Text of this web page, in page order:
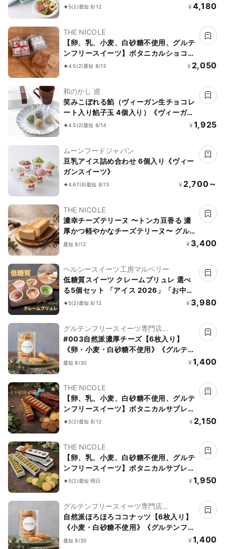
5(2)最短 8/12 ¥ 4,180
THE NICOLE
【卵、乳、小麦、白砂糖不使用、グルテ
ンフリースイーツ】ボタニカルショコラ
京豆腐生チョコ 《ヴィーガンスイー
4.5(2)最短 8/13 ¥ 2,050
和のかし 巡
笑みこぼれる餡（ヴィーガン生チョコレ
ート入り餡子玉 4個入り）《ヴィーガン
スイーツ》
4.5(2)最短 8/14 ¥ 1,925
ムーンフードジャパン
豆乳アイス詰め合わせ 6個入り《ヴィー
ガンスイーツ》
4.67(6)最短 8/13 ¥ 2,700～
THE NICOLE
濃幸チーズテリーヌ 〜トンカ豆香る 濃
厚かつ軽やかなチーズテリーヌ〜 グル
テンフリー
最短 8/12 ¥ 3,400
ヘルシースイーツ工房マルベリー
低糖質スイーツ クレームブリュレ 選べ
る5個セット 「アイス 2026」「お中元
2026」
5(2)最短 8/12 ¥ 3,980
グルテンフリースイーツ専門店
NachuRa(ナチュラ)-南青山-
#003自然派濃厚チーズ【6枚入り】
《卵・小麦・白砂糖不使用》《グルテン
フリー》《アレルギー配慮》
最短 8/30 ¥ 1,400
THE NICOLE
【卵、乳、小麦、白砂糖不使用、グルテ
ンフリースイーツ】ボタニカルサブレ
カカオ、黒糖バニラサブレ缶 2種アソー
5(2)最短 8/12 ¥ 2,150
THE NICOLE
【卵、乳、小麦、白砂糖不使用、グルテ
ンフリースイーツ】ボタニカルサブレ
京抹茶、黒糖バニラサブレ缶 2種アソー
5(2)最短 明日 ¥ 1,950
グルテンフリースイーツ専門店
NachuRa(ナチュラ)-南青山-
自然派ほろほろココナッツ【6枚入り】
《小麦・白砂糖不使用》《グルテンフリ
ー》《アレルギー配慮》
最短 8/30 ¥ 1,400